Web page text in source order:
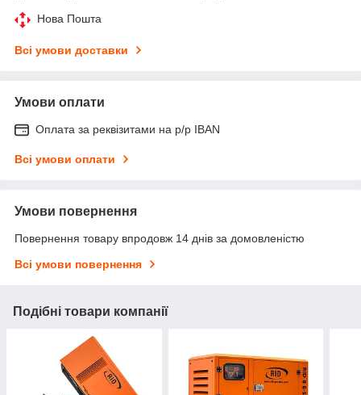
Нова Пошта
Всі умови доставки
Умови оплати
Оплата за реквізитами на р/р IBAN
Всі умови оплати
Умови повернення
Повернення товару впродовж 14 днів за домовленістю
Всі умови повернення
Подібні товари компанії